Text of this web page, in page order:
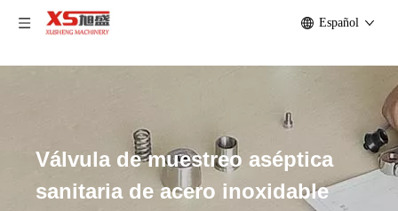
Español
Válvula de muestreo aséptica
sanitaria de acero inoxidable